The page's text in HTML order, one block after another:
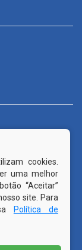
cookies.
uma melhor
“Aceitar”
site. Para
Política de